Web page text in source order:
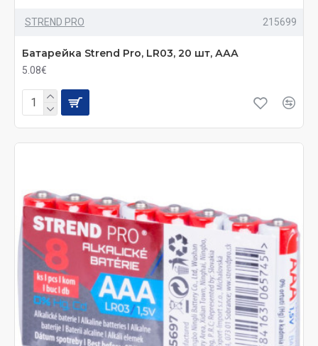
STREND PRO 215699
Батарейка Strend Pro, LR03, 20 шт, ААА
5.08€